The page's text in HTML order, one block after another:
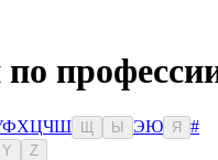
ФХЦЧШ Ы ЭЮ Я
#
Y Z